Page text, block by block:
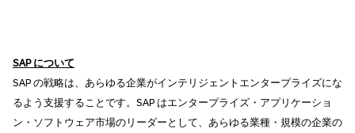
SAP について
SAP の戦略は、あらゆる企業がインテリジェントエンタープライズにな
るよう支援することです。SAP はエンタープライズ・アプリケーショ
ン・ソフトウェア市場のリーダーとして、あらゆる業種・規模の企業の